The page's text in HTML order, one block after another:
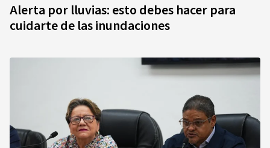
Alerta por lluvias: esto debes hacer para
cuidarte de las inundaciones